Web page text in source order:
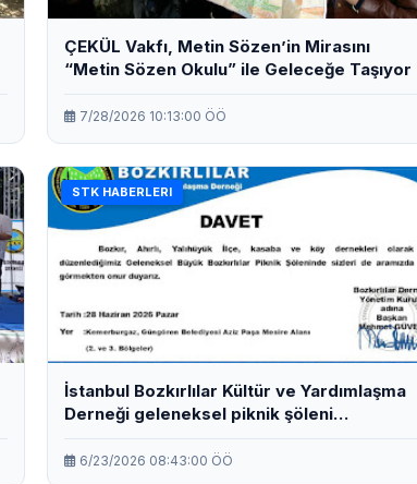
ÇEKÜL Vakfı, Metin Sözen’in Mirasını
“Metin Sözen Okulu” ile Geleceğe Taşıyor
7/28/2026 10:13:00 ÖÖ
STK HABERLERI
İstanbul Bozkırlılar Kültür ve Yardımlaşma
Derneği geleneksel piknik şöleni
6/23/2026 08:43:00 ÖÖ